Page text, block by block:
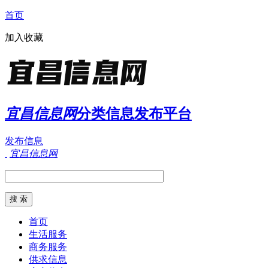
首页
加入收藏
宜昌信息网分类信息发布平台
发布信息
宜昌信息网
首页
生活服务
商务服务
供求信息